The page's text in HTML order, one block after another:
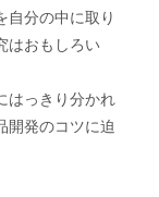
自分の中に取り
はおもしろい
はっきり分かれ
開発のコツに迫